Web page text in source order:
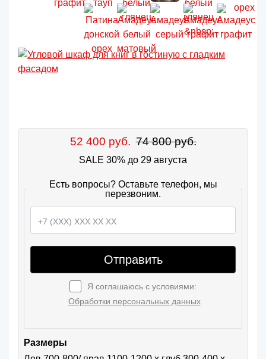
52 400 руб. 74 800 руб.
SALE 30% до 29 августа
Есть вопросы? Оставьте телефон, мы
перезвоним.
Отправить
Я соглашаюсь с условиями:
Обработки персональных данных
Размеры